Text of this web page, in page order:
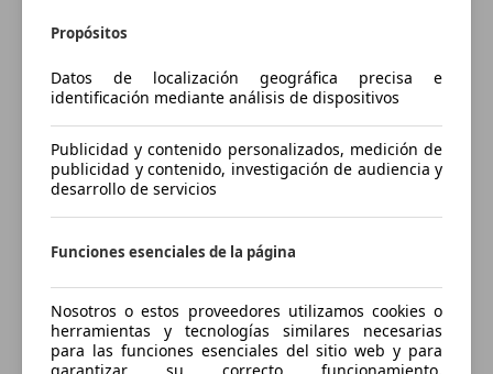
Propósitos
Datos de localización geográfica precisa e
identificación mediante análisis de dispositivos
Publicidad y contenido personalizados, medición de
publicidad y contenido, investigación de audiencia y
desarrollo de servicios
Funciones esenciales de la página
Nosotros o estos proveedores utilizamos cookies o
herramientas y tecnologías similares necesarias
para las funciones esenciales del sitio web y para